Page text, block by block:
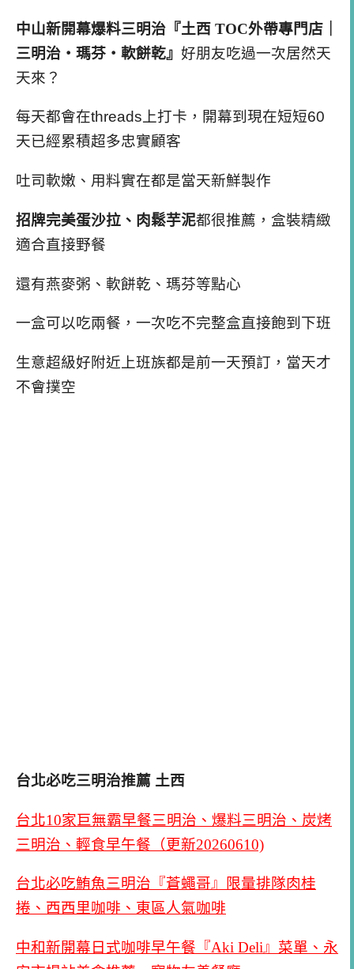
中山新開幕爆料三明治『土西 TOC外帶專門店｜
三明治・瑪芬・軟餅乾』 好朋友吃過一次居然天
天來？
每天都會在threads上打卡，開幕到現在短短60
天已經累積超多忠實顧客
吐司軟嫩、用料實在都是當天新鮮製作
招牌完美蛋沙拉、肉鬆芋泥都很推薦，盒裝精緻
適合直接野餐
還有燕麥粥、軟餅乾、瑪芬等點心
一盒可以吃兩餐，一次吃不完整盒直接飽到下班
生意超級好附近上班族都是前一天預訂，當天才
不會撲空
台北必吃三明治推薦 土西
台北10家巨無霸早餐三明治、爆料三明治、炭烤
三明治、輕食早午餐（更新20260610)
台北必吃鮪魚三明治『蒼蠅哥』限量排隊肉桂
捲、西西里咖啡、東區人氣咖啡
中和新開幕日式咖啡早午餐『Aki Deli』菜單、永